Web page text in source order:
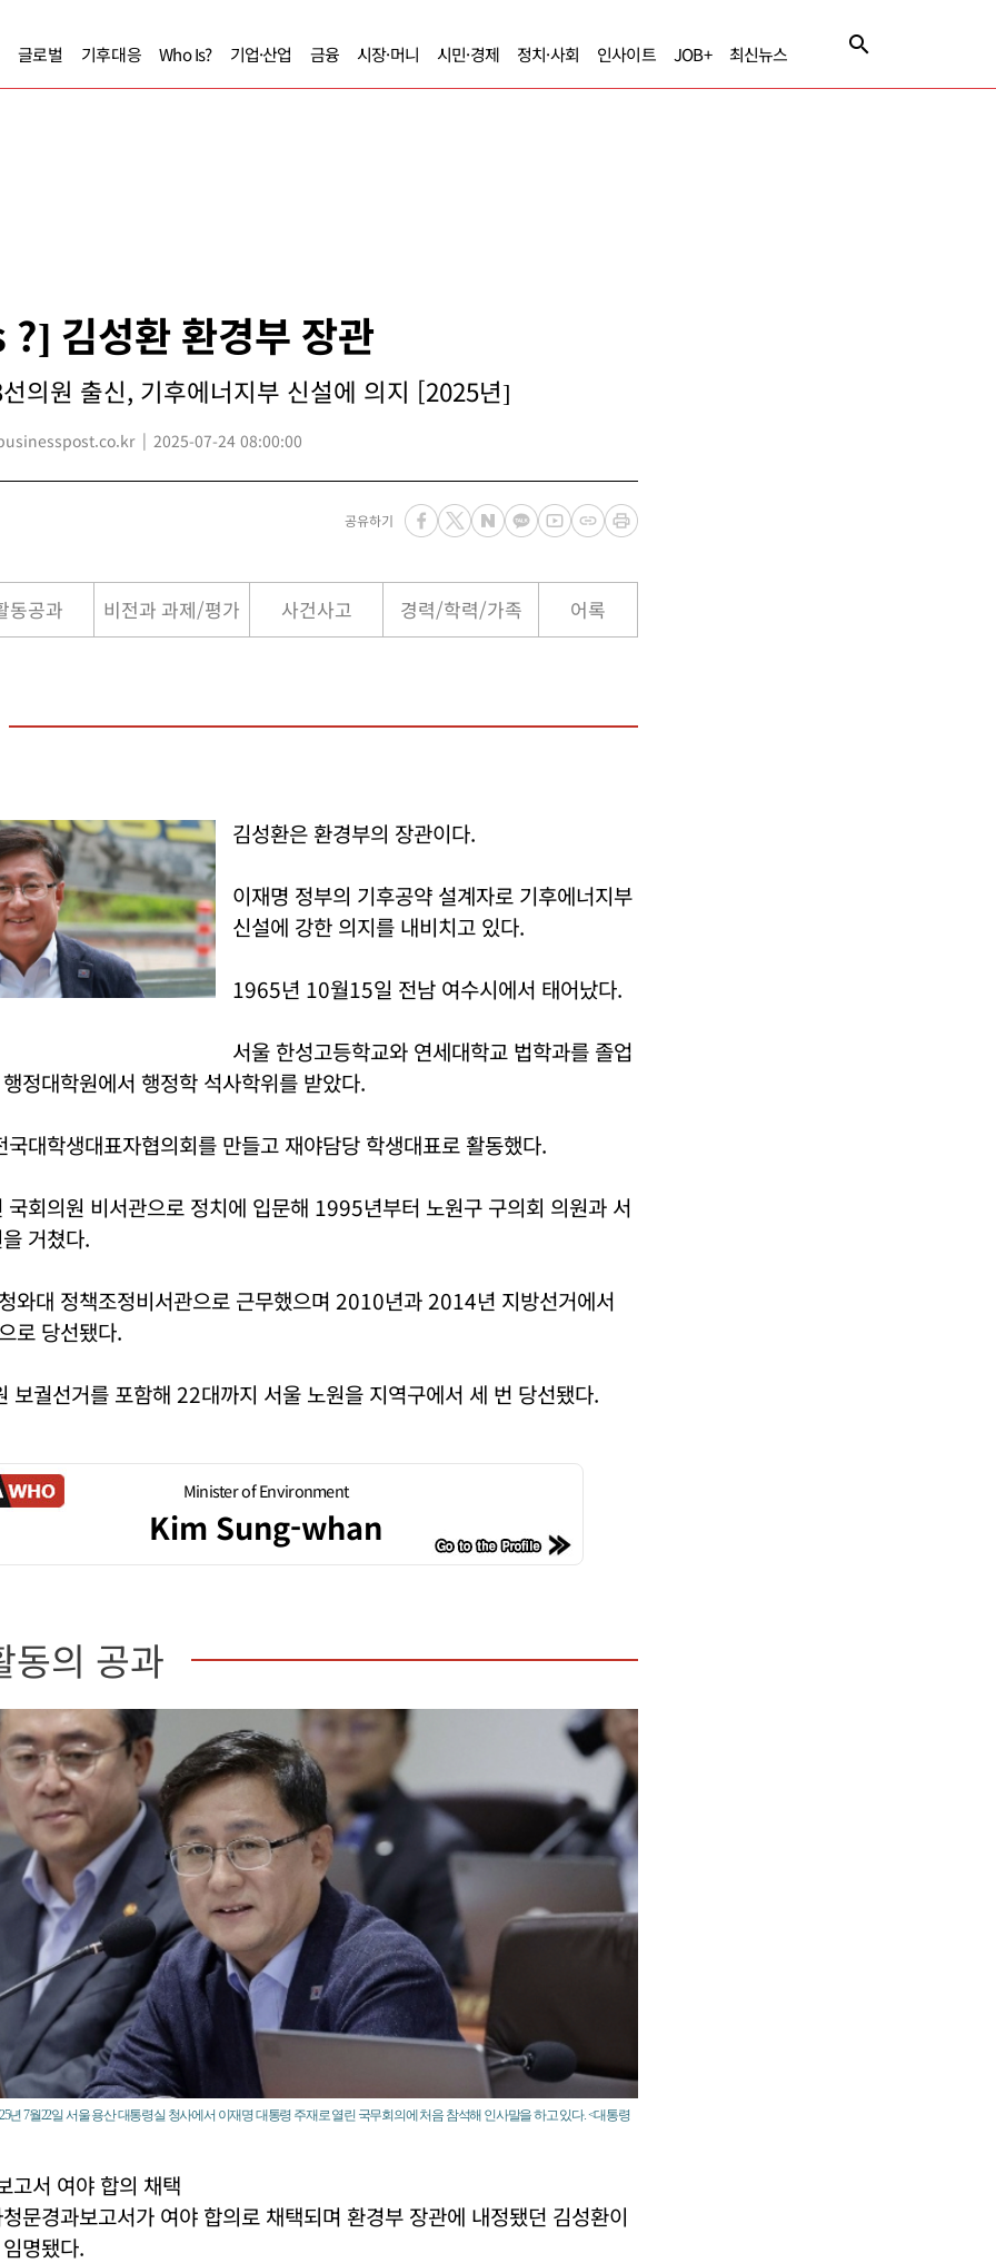
글로벌 기후대응 Who Is? 기업·산업 금융 시장·머니 시민·경제 정치·사회 인사이트 JOB+ 최신뉴스
김성환 환경부 장관
의원 출신, 기후에너지부 신설에 의지 [2025년]
2025-07-24 08:00:00
공유하기
동공과 비전과 과제/평가 사건사고 경력/학력/가족 어록
김성환은 환경부의 장관이다.
이재명 정부의 기후공약 설계자로 기후에너지부
신설에 강한 의지를 내비치고 있다.
1965년 10월15일 전남 여수시에서 태어났다.
서울 한성고등학교와 연세대학교 법학과를 졸업
정대학원에서 행정학 석사학위를 받았다.
대학생대표자협의회를 만들고 재야담당 학생대표로 활동했다.
국회의원 비서관으로 정치에 입문해 1995년부터 노원구 구의회 의원과 서
거쳤다.
와대 정책조정비서관으로 근무했으며 2010년과 2014년 지방선거에서
로 당선됐다.
보궐선거를 포함해 22대까지 서울 노원을 지역구에서 세 번 당선됐다.
Minister of Environment
Kim Sung-whan
동의 공과
년 7월22일 서울 용산 대통령실 청사에서 이재명 대통령 주재로 열린 국무회의에 처음 참석해 인사말을 하고 있다. <대통령
서 여야 합의 채택
문경과보고서가 여야 합의로 채택되며 환경부 장관에 내정됐던 김성환이
명됐다.